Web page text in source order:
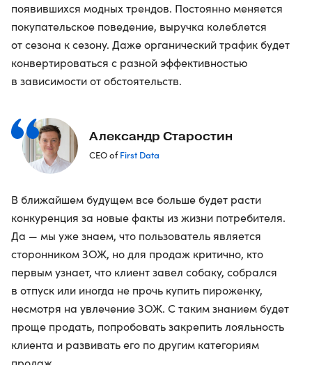
появившихся модных трендов. Постоянно меняется
покупательское поведение, выручка колеблется
от сезона к сезону. Даже органический трафик будет
конвертироваться с разной эффективностью
в зависимости от обстоятельств.
Александр Старостин
СЕО ofFirst Data
В ближайшем будущем все больше будет расти
конкуренция за новые факты из жизни потребителя.
Да — мы уже знаем, что пользователь является
сторонником ЗОЖ, но для продаж критично, кто
первым узнает, что клиент завел собаку, собрался
в отпуск или иногда не прочь купить пироженку,
несмотря на увлечение ЗОЖ. С таким знанием будет
проще продать, попробовать закрепить лояльность
клиента и развивать его по другим категориям